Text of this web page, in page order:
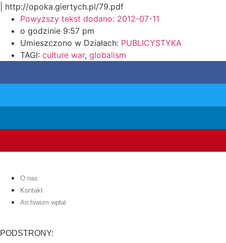
| http://opoka.giertych.pl/79.pdf
Powyższy tekst dodano: 2012-07-11
o godzinie 9:57 pm
Umieszczono w Działach: PUBLICYSTYKA
TAGI: culture war, globalism
O nas
Kontakt
Archiwum wpłat
PODSTRONY: